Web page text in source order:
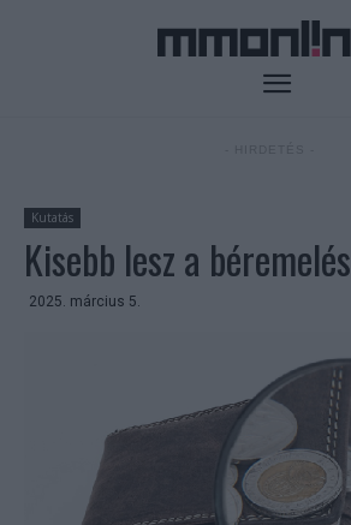
Kutatás
Kisebb lesz a béremelés
2025. március 5.